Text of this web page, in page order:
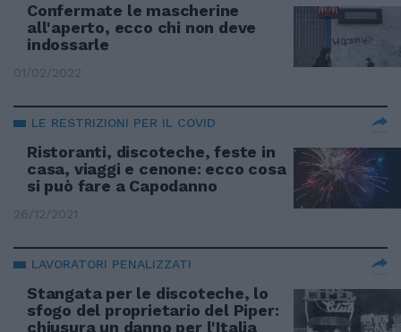
Confermate le mascherine
all'aperto, ecco chi non deve
indossarle
01/02/2022
LE RESTRIZIONI PER IL COVID
Ristoranti, discoteche, feste in
casa, viaggi e cenone: ecco cosa
si può fare a Capodanno
26/12/2021
LAVORATORI PENALIZZATI
Stangata per le discoteche, lo
sfogo del proprietario del Piper:
chiusura un danno per l'Italia